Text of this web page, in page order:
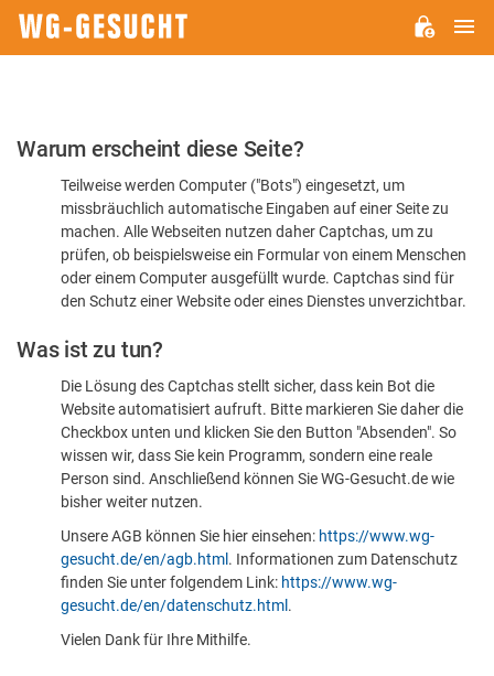
Bitte
dass
sind
Warum erscheint diese Seite?
Teilweise werden Computer ("Bots") eingesetzt, um
missbräuchlich automatische Eingaben auf einer Seite zu
machen. Alle Webseiten nutzen daher Captchas, um zu
prüfen, ob beispielsweise ein Formular von einem Menschen
oder einem Computer ausgefüllt wurde. Captchas sind für
den Schutz einer Website oder eines Dienstes unverzichtbar.
Was ist zu tun?
Die Lösung des Captchas stellt sicher, dass kein Bot die
Website automatisiert aufruft. Bitte markieren Sie daher die
Checkbox unten und klicken Sie den Button "Absenden". So
wissen wir, dass Sie kein Programm, sondern eine reale
Person sind. Anschließend können Sie WG-Gesucht.de wie
bisher weiter nutzen.
Unsere AGB können Sie hier einsehen: https://www.wg-
gesucht.de/en/agb.html . Informationen zum Datenschutz
finden Sie unter folgendem Link: https://www.wg-
gesucht.de/en/datenschutz.html .
Vielen Dank für Ihre Mithilfe.